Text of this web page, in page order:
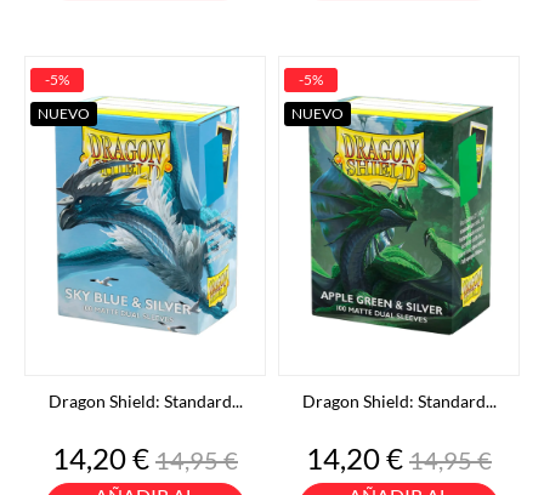
Dragon Shield: Standard...
Precio
14,20 €Precio
base
14,95 €
-5%
NUEVO
Dragon Shield: Standard...
Precio
14,20 €Precio
base
14,95 €
-5%
NUEVO